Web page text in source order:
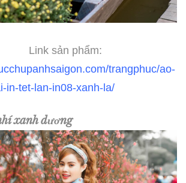
Link sản phẩm:
trangphuc/ao-
in-tet-lan-in08-xanh-la/
xanh dương